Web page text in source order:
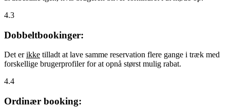
4.3
Dobbeltbookinger:
Det erikke tilladt at lave samme reservation flere gange i træk med
forskellige brugerprofiler for at opnå størst mulig rabat.
4.4
Ordinær booking: